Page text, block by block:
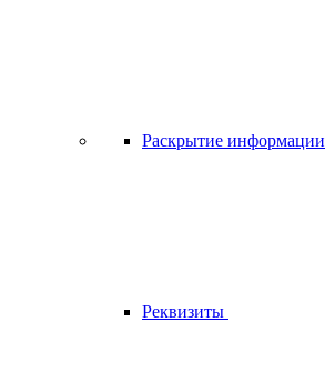
Раскрытие информации
Реквизиты